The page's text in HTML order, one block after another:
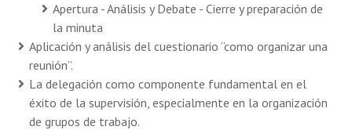
Apertura - Análisis y Debate - Cierre y preparación de
la minuta
Aplicación y análisis del cuestionario “como organizar una
reunión”.
La delegación como componente fundamental en el
éxito de la supervisión, especialmente en la organización
de grupos de trabajo.